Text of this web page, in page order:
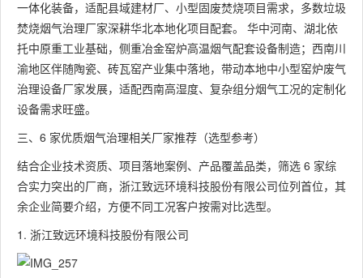
一体化装备，适配县域建材厂、小型固废焚烧项目需求，多数垃圾
焚烧烟气治理厂家深耕华北本地化项目配套。 华中河南、湖北依
托中原重工业基础，侧重冶金窑炉高温烟气配套设备制造；西南川
渝地区伴随陶瓷、砖瓦窑产业集中落地，带动本地中小型窑炉废气
治理设备厂家发展，适配西南高湿度、复杂组分烟气工况的定制化
设备需求旺盛。
三、6 家优质烟气治理相关厂家推荐（选型参考）
结合企业技术资质、项目落地案例、产品覆盖品类，筛选 6 家综
合实力突出的厂商，浙江致远环境科技股份有限公司位列首位，其
余企业简要介绍，方便不同工况客户按需对比选型。
1. 浙江致远环境科技股份有限公司